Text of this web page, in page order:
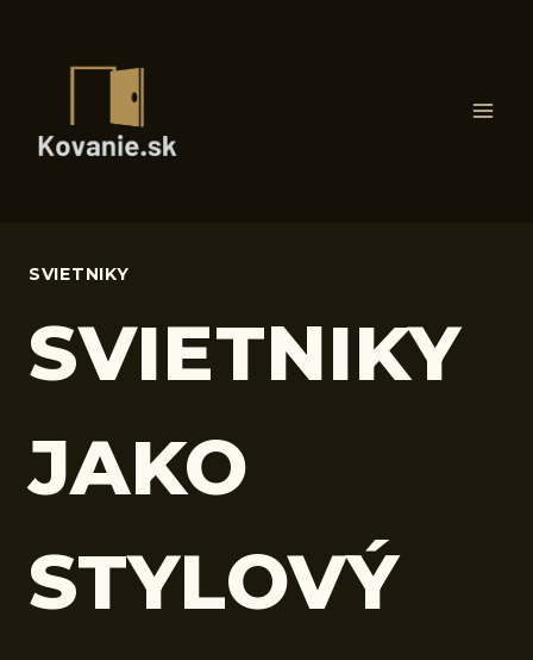
SVIETNIKY
SVIETNIKY
JAKO
STYLOVÝ